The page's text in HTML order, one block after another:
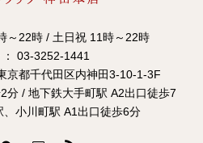
～22時 / 土日祝 11時～22時
03-3252-1441
都千代田区内神田3-10-1-3F
分 / 地下鉄大手町駅 A2出口徒歩7
小川町駅 A1出口徒歩6分